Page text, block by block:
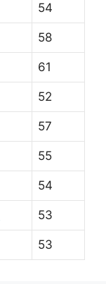
54
58
61
52
57
55
54
53
53